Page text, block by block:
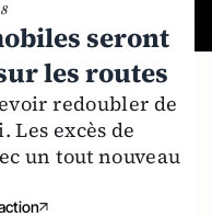
seront
les routes
redoubler de
excès de
un tout nouveau